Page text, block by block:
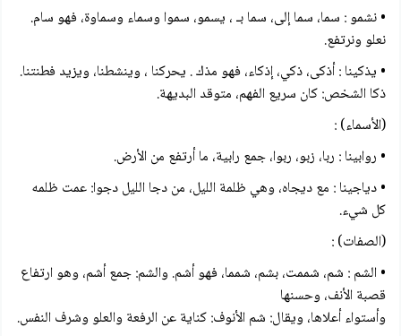
• نشمو : سما، سما إلى، سما بـ ، يسمو، سموا وسماء وسماوة، فهو سام.
نعلو ونرتفع.
• يذكينا : أذکی، ذكي، إذكاء، فهو مذك . يحركنا ، وينشطنا، ويزيد فطنتنا.
ذكا الشخص: كان سريع الفهم، متوقد البديهة.
(الأسماء) :
• روابينا : ربا، زبو، ربوا، جمع رابية، ما أرتفع من الأرض.
• دياجينا : مع ديجاه، وهي ظلمة الليل، من دجا الليل دجوا: عمت ظلمه
كل شيء.
(الصفات) :
• الشم : شم، شممت، بشم، شمما، فهو أشم. والشم: جمع أشم، وهو ارتفاع
قصبة الأنف، وحسنها
وأستواء أعلاها، ويقال: شم الأنوف: كناية عن الرفعة والعلو وشرف النفس.